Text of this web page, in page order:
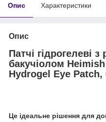
Опис Характеристики
Опис
Патчі гідрогелеві
бакучіолом
Hydrogel Eye Patch,
Це ідеальне рішення для